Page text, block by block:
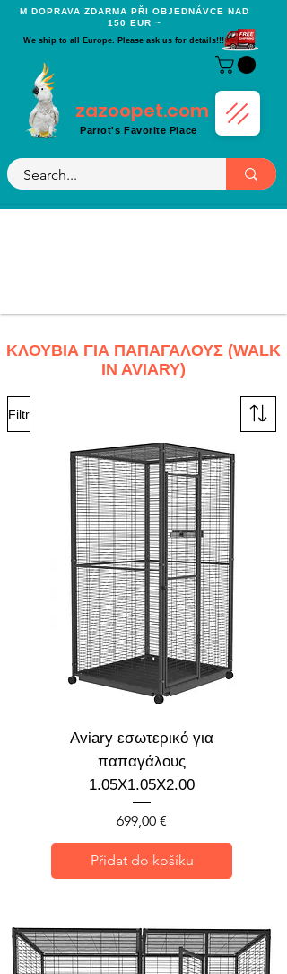
Μ DOPRAVA ZDARMA PŘI OBJEDNÁVCE NAD
150 EUR ~
We ship to all Europe. Please ask us for details!!!
zazoopet.com
Parrot's Favorite Place
ΚΛΟΥΒΙΑ ΓΙΑ ΠΑΠΑΓΑΛΟΥΣ (WALK
IN AVIARY)
Filtr
Aviary εσωτερικό για
παπαγάλους
1.05X1.05X2.00
Cena
699,00 €
Přidat do košíku